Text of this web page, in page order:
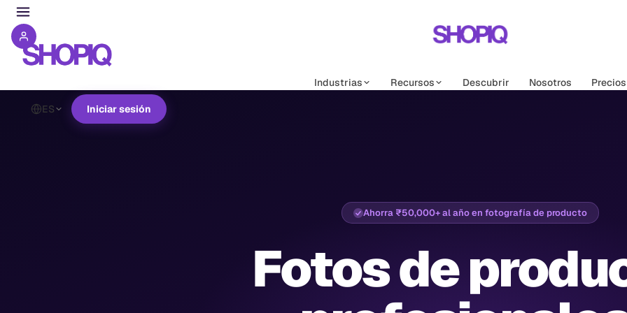
Industrias Recursos Descubrir Nosotros Precios
ES Iniciar sesión
Ahorra ₹50,000+ al año en fotografía de producto
Fotos de